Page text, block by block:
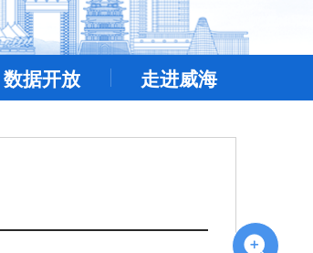
数据开放 走进威海